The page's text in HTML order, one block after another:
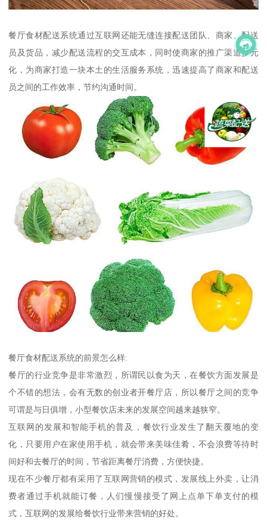
餐厅食材配送系统通过互联网还能无缝连接配送团队、商家、配送
员及货品，减少配送流程的交互成本，同时使商家的推广渠道多元
化，为商家打造一块本土的生活服务系统，迅速提高了商家和配送
员之间的工作效率，节约沟通时间。
餐厅食材配送系统的前景怎么样:
餐厅的行业竞争是非常激烈，所谓民以食为天，在餐饮方面发展是
个不错的想法，会有无数的创业者开餐厅店，所以餐厅之间的竞争
可谓是与日俱增，小型餐饮店未来的发展空间越来越狭窄。
互联网的发展和智能手机的普及，餐饮行业发生了翻天覆地的变
化，只要用户在家使用手机，就会带来美味佳肴，不会浪费等待时
间好和去餐厅的时间，节省距离餐厅消费，方便快捷。
现在不少餐厅都有采用了互联网营销的模式，发展线上外卖，让消
费者通过手机就能订餐，人们慢慢接受了网上点单下单支付的模
式，互联网的发展给餐饮行业带来营销的好处。